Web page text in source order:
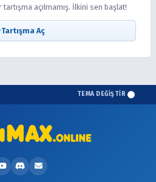
açılmamış. İlkini sen başlat!
Tartışma Aç
TEMA DEĞİŞTİR